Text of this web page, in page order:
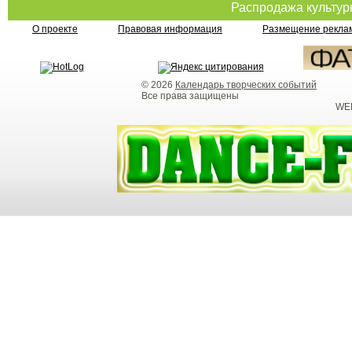
Распродажа
О проекте Правовая информация Размещение
© 2026 Календарь творческих событий
Все права защищены